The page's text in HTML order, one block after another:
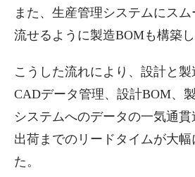
また、生産管理システムにス
流せるように製造BOMも構築し
こうした流れにより、設計と
CADデータ管理、設計BOM、
システムへのデータの一気通
出荷までのリードタイムが大幅
た。